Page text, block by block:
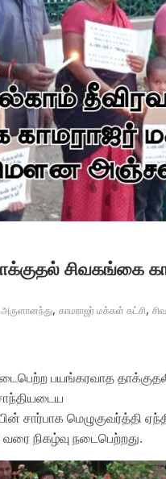
சிவகங்கை
அருளானந்து, காமராஜர் மக்கள் கட்சி,
பயங்கரவாத
சார்பாக மெழுகுவர்த்தி
நிகழ்வு நடைபெற்றது.